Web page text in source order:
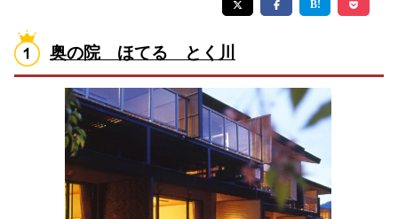
奥の院 ほてる とく川